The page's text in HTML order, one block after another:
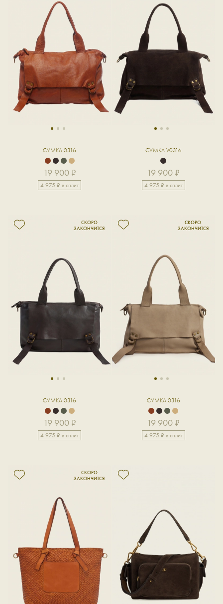
1 2 3
СУМКА 0316
19 900 ₽
4 975 ₽ в сплит
1 2 3
СУМКА V0316
19 900 ₽
4 975 ₽ в сплит
1 2 3
СУМКА 0316
19 900 ₽
4 975 ₽ в сплит
1 2 3
СУМКА 0316
19 900 ₽
4 975 ₽ в сплит